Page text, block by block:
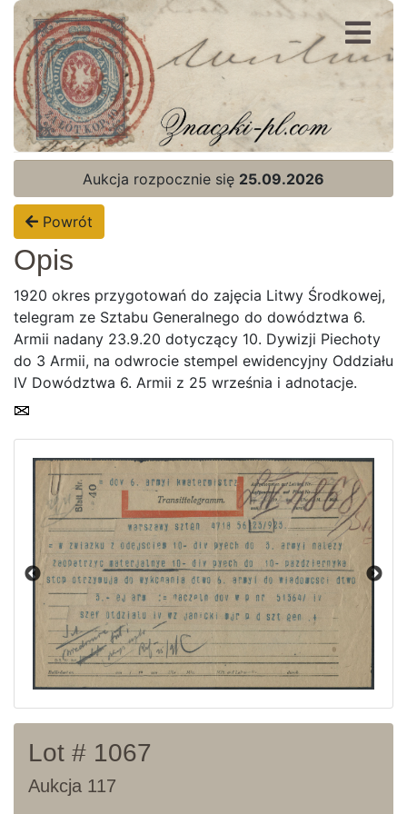
Rejestracja
Logowanie
Strona Główna
Aktualna oferta
Ostatnie wyniki
Archiwum
Regulamin
Kontakt
Aukcja rozpocznie się 25.09.2026
Powrót
Opis
1920 okres przygotowań do zajęcia Litwy Środkowej,
telegram ze Sztabu Generalnego do dowództwa 6.
Armii nadany 23.9.20 dotyczący 10. Dywizji Piechoty
do 3 Armii, na odwrocie stempel ewidencyjny Oddziału
IV Dowództwa 6. Armii z 25 września i adnotacje.
Lot # 1067
Aukcja 117